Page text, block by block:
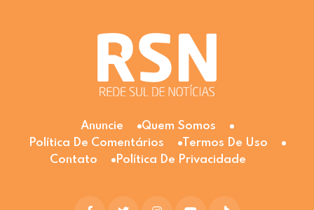
Anuncie
Quem Somos
Política De Comentários
Termos De Uso
Contato
Política De Privacidade